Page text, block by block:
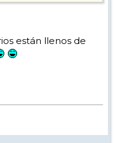
están llenos de